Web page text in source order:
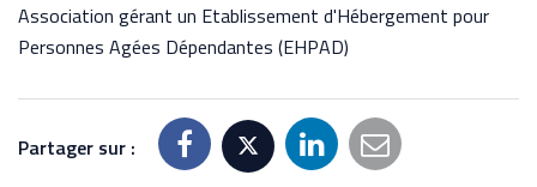
Association gérant un Etablissement d'Hébergement pour
Personnes Agées Dépendantes (EHPAD)
Partager sur :